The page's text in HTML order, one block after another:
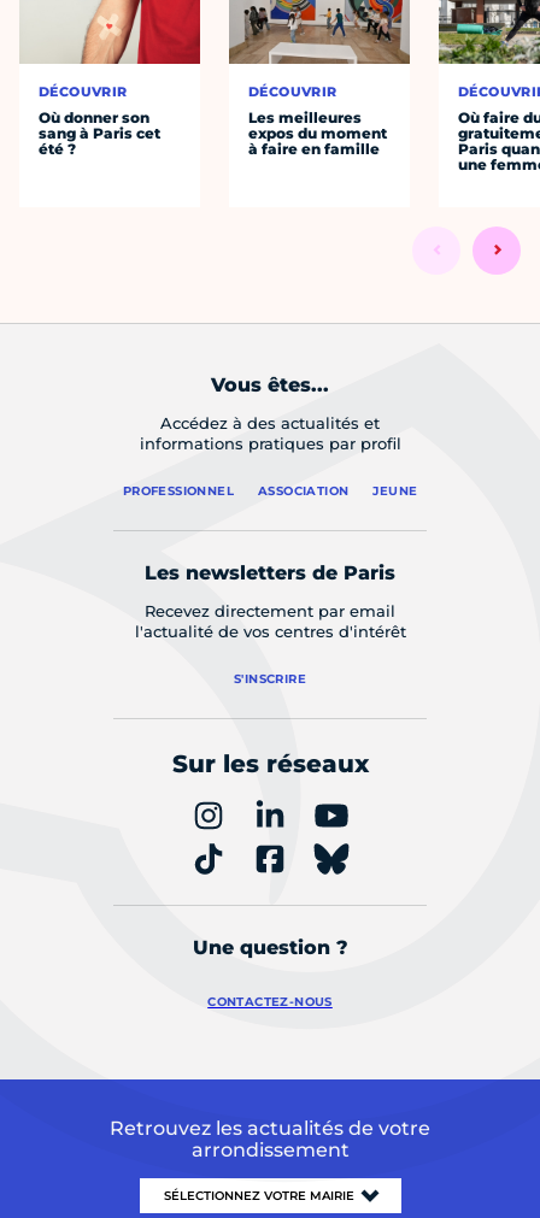
DÉCOUVRIR
Où donner son
sang à Paris cet
été ?
DÉCOUVRIR
Les meilleures
expos du moment
à faire en famille
Où faire
Paris
une
Vous êtes...
Accédez à des actualités et
informations pratiques par profil
PROFESSIONNEL ASSOCIATION JEUNE
Les newsletters de Paris
Recevez directement par email
l'actualité de vos centres d'intérêt
S'INSCRIRE
Sur les réseaux
Une question ?
CONTACTEZ-NOUS
Retrouvez les actualités de votre
arrondissement